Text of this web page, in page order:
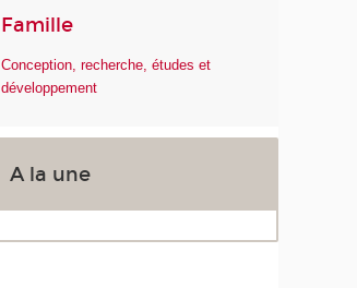
Famille
Conception, recherche, études et
développement
A la une